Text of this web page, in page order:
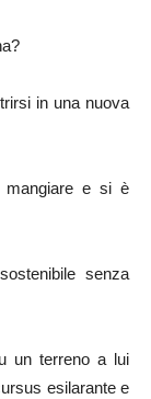
in una nuova
mangiare e si è
senza
un terreno a lui
esilarante e